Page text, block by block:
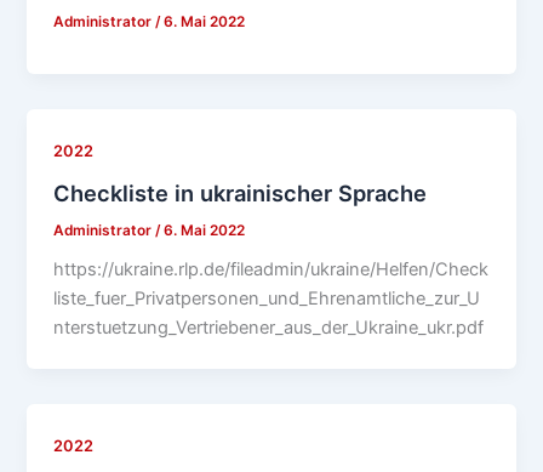
Administrator/6. Mai 2022
2022
Checkliste in ukrainischer Sprache
Administrator /6. Mai 2022
https://ukraine.rlp.de/fileadmin/ukraine/Helfen/Check
liste_fuer_Privatpersonen_und_Ehrenamtliche_zur_U
nterstuetzung_Vertriebener_aus_der_Ukraine_ukr.pdf
2022